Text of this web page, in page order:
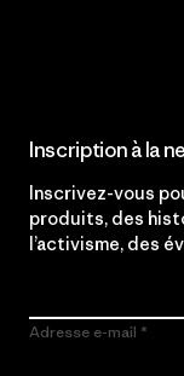
Inscription à la
Inscrivez-vous
produits, des
l’activisme, des
Adresse e-mail